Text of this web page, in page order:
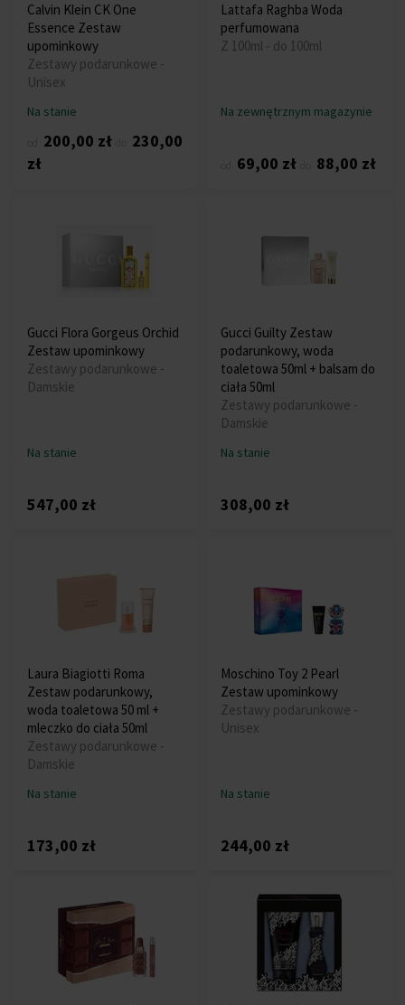
Calvin Klein CK One
Essence Zestaw
upominkowy
Zestawy podarunkowe -
Unisex
Na stanie
200,00 zł
230,00
zł
Lattafa Raghba Woda
perfumowana
Z 100ml - do 100ml
Na zewnętrznym magazynie
69,00 zł 88,00 zł
Gucci Flora Gorgeus Orchid
Zestaw upominkowy
Zestawy podarunkowe -
Damskie
Na stanie
547,00 zł
Gucci Guilty Zestaw
podarunkowy, woda
toaletowa 50ml + balsam do
ciała 50ml
Zestawy podarunkowe -
Damskie
Na stanie
308,00 zł
Laura Biagiotti Roma
Zestaw podarunkowy,
woda toaletowa 50 ml +
mleczko do ciała 50ml
Zestawy podarunkowe -
Damskie
Na stanie
173,00 zł
Moschino Toy 2 Pearl
Zestaw upominkowy
Zestawy podarunkowe -
Unisex
Na stanie
244,00 zł